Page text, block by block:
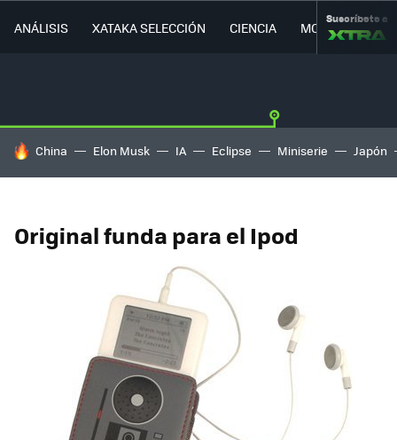
ANÁLISIS XATAKA SELECCIÓN CIENCIA MOVILIDAD
Suscríbete a
HOY SE HABLA DE
China Elon Musk IA Eclipse Miniserie Japón
Original funda para el Ipod